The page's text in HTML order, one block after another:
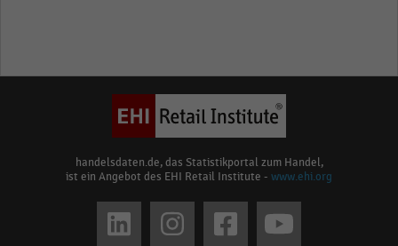
handelsdaten.de, das Statistikportal zum Handel,
ist ein Angebot des EHI Retail Institute - www.ehi.org